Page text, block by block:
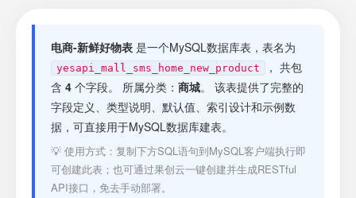
接口测试
电商-新鲜好物表 是一个MySQL数据库表，表名为
yesapi_mall_sms_home_new_product
， 共包
含 4 个字段。 所属分类： 商城。 该表提供了完整的
字段定义、类型说明、默认值、索引设计和示例数
据，可直接用于MySQL数据库建表。
💡 使用方式：复制下方SQL语句到MySQL客户端执行即
可创建此表；也可通过果创云一键创建并生成RESTful
API接口，免去手动部署。